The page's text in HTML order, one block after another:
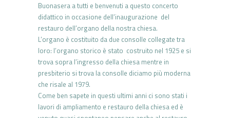
Buonasera a tutti e benvenuti a questo concerto
didattico in occasione dell’inaugurazione del
restauro dell’organo della nostra chiesa.
L’organo è costituito da due consolle collegate tra
loro: l’organo storico è stato costruito nel 1925 e si
trova sopra l’ingresso della chiesa mentre in
presbiterio si trova la consolle diciamo più moderna
che risale al 1979.
Come ben sapete in questi ultimi anni ci sono stati i
lavori di ampliamento e restauro della chiesa ed è